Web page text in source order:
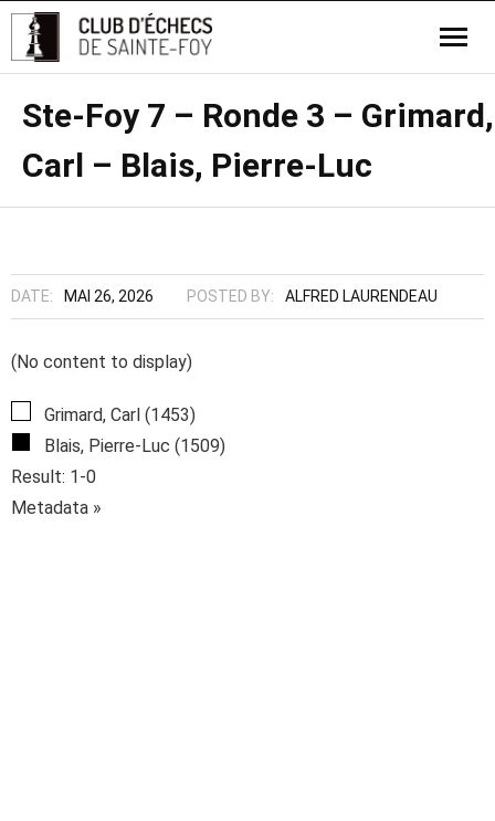
Ste-Foy 7 – Ronde 3 – Grimard,
Carl – Blais, Pierre-Luc
DATE: MAI 26, 2026 POSTED BY: ALFRED LAURENDEAU
(No content to display)
Grimard, Carl (1453)
Blais, Pierre-Luc (1509)
Result: 1-0
Metadata »